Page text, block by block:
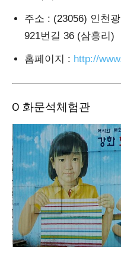
주소 : (23056) 인천
921번길 36 (삼흥리)
홈페이지 : http://
Ο 화문석체험관